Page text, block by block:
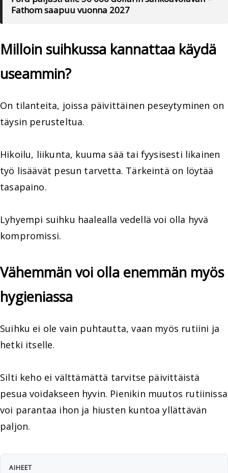
Fathom saapuu vuonna 2027
Milloin suihkussa kannattaa käydä
useammin?
On tilanteita, joissa päivittäinen peseytyminen on
täysin perusteltua.
Hikoilu, liikunta, kuuma sää tai fyysisesti likainen
työ lisäävät pesun tarvetta. Tärkeintä on löytää
tasapaino.
Lyhyempi suihku haalealla vedellä voi olla hyvä
kompromissi.
Vähemmän voi olla enemmän myös
hygieniassa
Suihku ei ole vain puhtautta, vaan myös rutiini ja
hetki itselle.
Silti keho ei välttämättä tarvitse päivittäistä
pesua voidakseen hyvin. Pienikin muutos rutiinissa
voi parantaa ihon ja hiusten kuntoa yllättävän
paljon.
AIHEET